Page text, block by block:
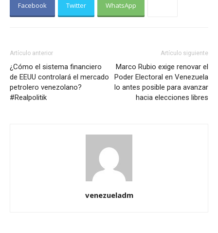
Facebook Twitter WhatsApp
Artículo anterior
¿Cómo el sistema financiero
de EEUU controlará el mercado
petrolero venezolano?
#Realpolitik
Artículo siguiente
Marco Rubio exige renovar el
Poder Electoral en Venezuela
lo antes posible para avanzar
hacia elecciones libres
venezueladm